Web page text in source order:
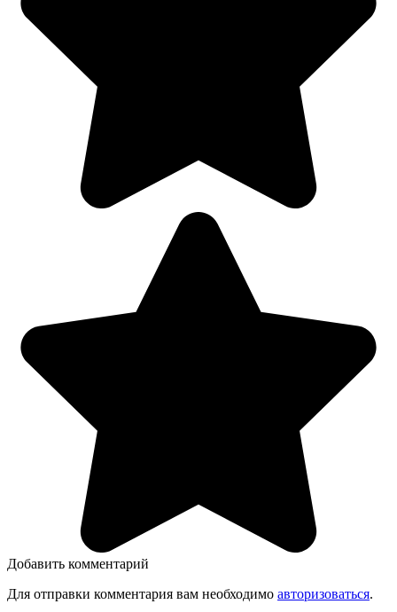
Добавить комментарий
Для отправки комментария вам необходимо авторизоваться.